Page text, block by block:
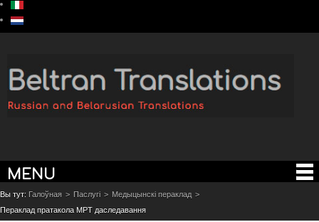
MENU
Вы тут: Галоўная > Паслугі > Медыцынскі пераклад >
Пераклад пратакола МРТ даследавання